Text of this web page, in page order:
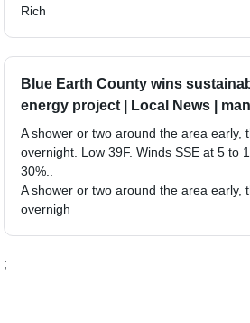
Rich
Blue Earth County wins
energy project | Local News |
A shower or two around the area early,
overnight. Low 39F. Winds SSE at 5 to
30%..
A shower or two around the area early,
overnigh
;